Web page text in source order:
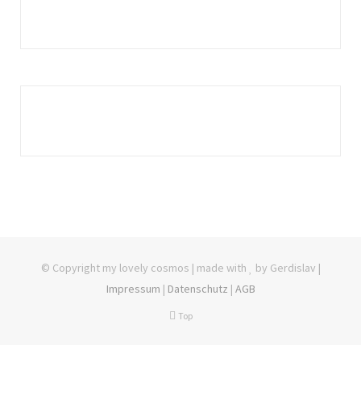
© Copyright my lovely cosmos | made with
by Gerdislav |
Impressum | Datenschutz | AGB
Top